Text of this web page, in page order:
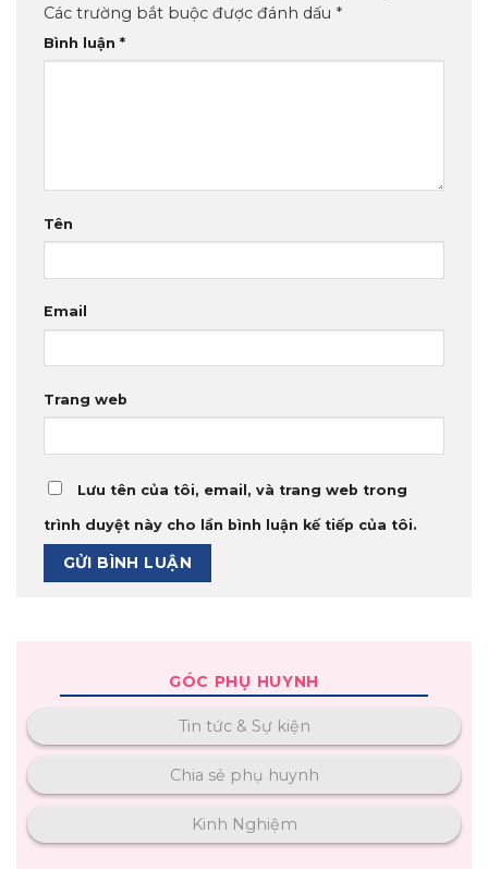
Các trường bắt buộc được đánh dấu *
Bình luận *
Tên
Email
Trang web
Lưu tên của tôi, email, và trang web trong
trình duyệt này cho lần bình luận kế tiếp của tôi.
GÓC PHỤ HUYNH
Tin tức & Sự kiện
Chia sẻ phụ huynh
Kinh Nghiệm